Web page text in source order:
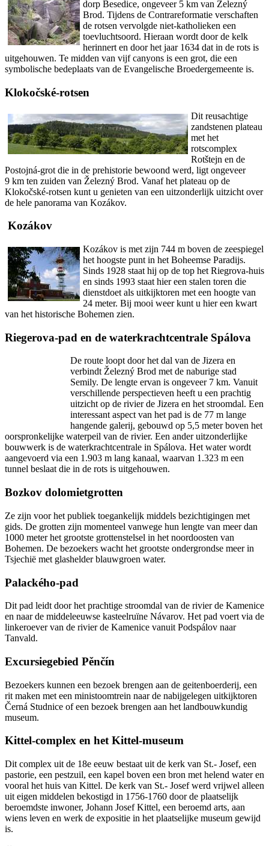
dorp Besedice, ongeveer 5 km van Železný
Brod. Tijdens de Contrareformatie verschaften
de rotsen vervolgde niet-katholieken een
toevluchtsoord. Hieraan wordt door de kelk
herinnert en door het jaar 1634 dat in de rots is
uitgehouwen. Te midden van vijf canyons is een grot, die een
symbolische bedeplaats van de Evangelische Broedergemeente is.
Klokočské-rotsen
Dit reusachtige
zandstenen plateau
met het
rotscomplex
Rotštejn en de
Postojná-grot die in de prehistorie bewoond werd, ligt ongeveer
9 km ten zuiden van Železný Brod. Vanaf het plateau op de
Klokočské-rotsen kunt u genieten van een uitzonderlijk uitzicht over
de hele panorama van Kozákov.
Kozákov
Kozákov is met zijn 744 m boven de zeespiegel
het hoogste punt in het Boheemse Paradijs.
Sinds 1928 staat hij op de top het Riegrova-huis
en sinds 1993 staat hier een stalen toren die
dienstdoet als uitkijktoren met een hoogte van
24 meter. Bij mooi weer kunt u hier een kwart
van het historische Bohemen zien.
Riegerova-pad en de waterkrachtcentrale Spálova
De route loopt door het dal van de Jizera en
verbindt Železný Brod met de naburige stad
Semily. De lengte ervan is ongeveer 7 km. Vanuit
verschillende perspectieven heeft u een prachtig
uitzicht op de rivier de Jizera en het stroomdal. Een
interessant aspect van het pad is de 77 m lange
hangende galerij, gebouwd op 5,5 meter boven het
oorspronkelijke waterpeil van de rivier. Een ander uitzonderlijke
bouwwerk is de waterkrachtcentrale in Spálova. Het water wordt
aangevoerd via een 1.903 m lang kanaal, waarvan 1.323 m een
tunnel beslaat die in de rots is uitgehouwen.
Bozkov dolomietgrotten
Ze zijn voor het publiek toegankelijk middels bezichtigingen met
gids. De grotten zijn momenteel vanwege hun lengte van meer dan
1000 meter het grootste grottenstelsel in het noordoosten van
Bohemen. De bezoekers wacht het grootste ondergrondse meer in
Tsjechië met glashelder blauwgroen water.
Palackého-pad
Dit pad leidt door het prachtige stroomdal van de rivier de Kamenice
en naar de middeleeuwse kasteelruïne Návarov. Het pad voert via de
linkeroever van de rivier de Kamenice vanuit Podspálov naar
Tanvald.
Excursiegebied Pěnčín
Bezoekers kunnen een bezoek brengen aan de geitenboerderij, een
rit maken met een ministoomtrein naar de nabijgelegen uitkijktoren
Černá Studnice of een bezoek brengen aan het landbouwkundig
museum.
Kittel-complex en het Kittel-museum
Dit complex uit de 18e eeuw bestaat uit de kerk van St.- Josef, een
pastorie, een pestzuil, een kapel boven een bron met helend water en
vooral het huis van Kittel. De kerk van St.- Josef werd vrijwel alleen
uit eigen middelen bekostigd in 1756-1760 door de plaatselijk
beroemdste inwoner, Johann Josef Kittel, een beroemd arts, aan
wiens leven en werk de expositie in het plaatselijke museum gewijd
is.